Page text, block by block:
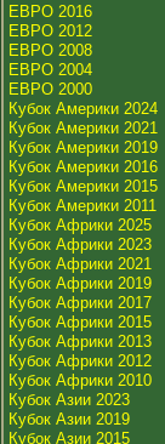
ЕВРО 2016
ЕВРО 2012
ЕВРО 2008
ЕВРО 2004
ЕВРО 2000
Кубок Америки 2024
Кубок Америки 2021
Кубок Америки 2019
Кубок Америки 2016
Кубок Америки 2015
Кубок Америки 2011
Кубок Африки 2025
Кубок Африки 2023
Кубок Африки 2021
Кубок Африки 2019
Кубок Африки 2017
Кубок Африки 2015
Кубок Африки 2013
Кубок Африки 2012
Кубок Африки 2010
Кубок Азии 2023
Кубок Азии 2019
Кубок Азии 2015